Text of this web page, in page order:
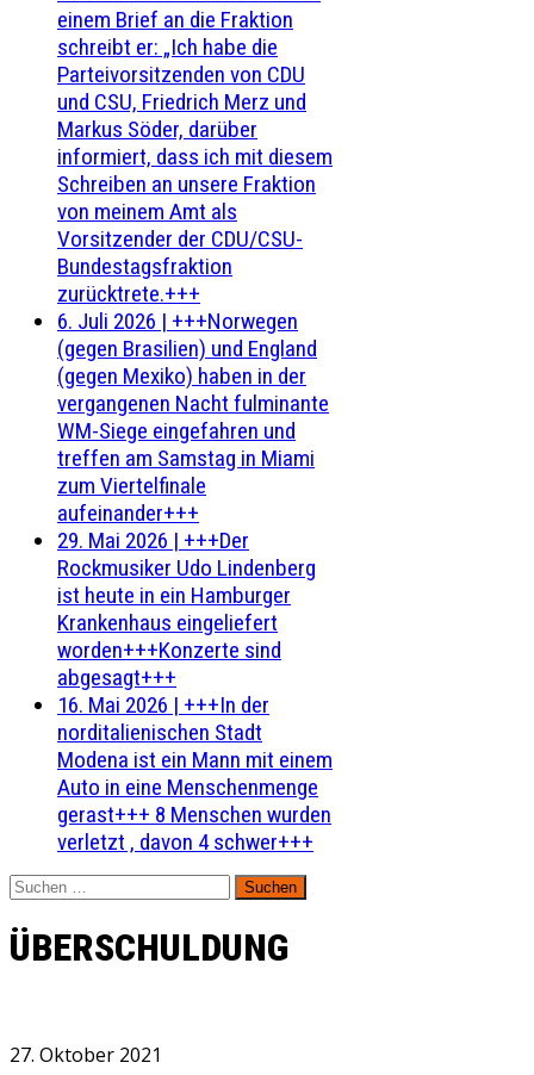
einem Brief an die Fraktion
schreibt er: „Ich habe die
Parteivorsitzenden von CDU
und CSU, Friedrich Merz und
Markus Söder, darüber
informiert, dass ich mit diesem
Schreiben an unsere Fraktion
von meinem Amt als
Vorsitzender der CDU/CSU-
Bundestagsfraktion
zurücktrete.+++
6. Juli 2026 | +++Norwegen
(gegen Brasilien) und England
(gegen Mexiko) haben in der
vergangenen Nacht fulminante
WM-Siege eingefahren und
treffen am Samstag in Miami
zum Viertelfinale
aufeinander+++
29. Mai 2026 | +++Der
Rockmusiker Udo Lindenberg
ist heute in ein Hamburger
Krankenhaus eingeliefert
worden+++Konzerte sind
abgesagt+++
16. Mai 2026 | +++In der
norditalienischen Stadt
Modena ist ein Mann mit einem
Auto in eine Menschenmenge
gerast+++ 8 Menschen wurden
verletzt , davon 4 schwer+++
Suchen
nach:
ÜBERSCHULDUNG
27. Oktober 2021